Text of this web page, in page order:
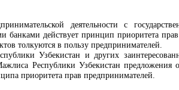
деятельности с
действует принцип приоритета
толкуются в пользу предпринимателей.
Узбекистан и других
Республики Узбекистан
приоритета прав предпринимателей.